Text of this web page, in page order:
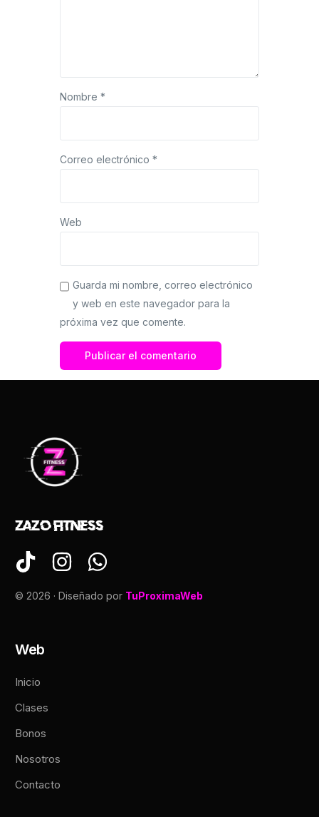
Nombre *
Correo electrónico *
Web
Guarda mi nombre, correo electrónico
y web en este navegador para la
próxima vez que comente.
Zazo Fitness
© 2026 · Diseñado por TuProximaWeb
Web
Inicio
Clases
Bonos
Nosotros
Contacto